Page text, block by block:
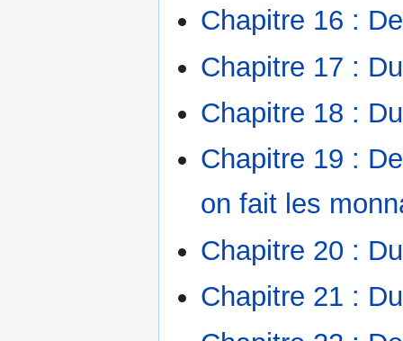
Chapitre 16 :
Chapitre 17 :
Chapitre 18 :
Chapitre 19 :
on fait les
Chapitre 20 :
Chapitre 21 :